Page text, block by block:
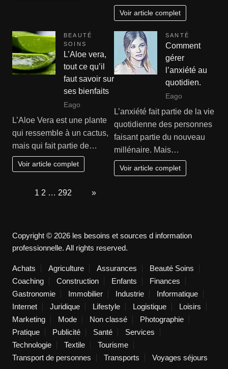
Voir article complet
BEAUTÉ
SOINS
L’Aloe vera,
tout ce qu’il
faut savoir sur
ses bienfaits
Eago
L’Aloe Vera est une plante
qui ressemble à un cactus,
mais qui fait partie de…
Voir article complet
SANTÉ
Comment
gérer
l’anxiété au
quotidien.
Eago
L’anxiété fait partie de la vie
quotidienne des personnes
faisant partie du nouveau
millénaire. Mais…
Voir article complet
1 2 … 292 »
Copyright © 2026 les besoins et sources d information
professionnelle. All rights reserved.
Achats Agriculture Assurances
Beauté Soins
Coaching
Construction Enfants
Finances
Gastronomie
Immobilier Industrie
Informatique
Internet
Juridique Lifestyle Logistique
Loisirs
Marketing
Mode Non classé
Photographie
Pratique
Publicité Santé
Services
Technologie
Textile
Tourisme
Transport de personnes
Transports Voyages séjours